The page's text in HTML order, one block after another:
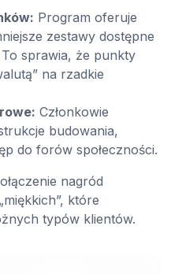
Program oferuje
zestawy dostępne
To sprawia, że punkty
na rzadkie
Członkowie
budowania,
do forów społeczności.
nagród
które
typów klientów.